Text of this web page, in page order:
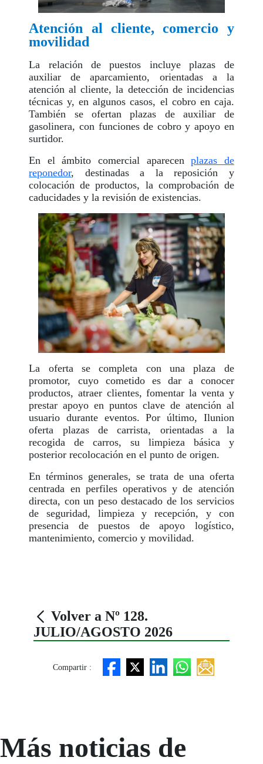
Atención al cliente, comercio y
movilidad
La relación de puestos incluye plazas de
auxiliar de aparcamiento, orientadas a la
atención al cliente, la detección de incidencias
técnicas y, en algunos casos, el cobro en caja.
También se ofertan plazas de auxiliar de
gasolinera, con funciones de cobro y apoyo en
surtidor.
En el ámbito comercial aparecenplazas de
reponedor, destinadas a la reposición y
colocación de productos, la comprobación de
caducidades y la revisión de existencias.
La oferta se completa con una plaza de
promotor, cuyo cometido es dar a conocer
productos, atraer clientes, fomentar la venta y
prestar apoyo en puntos clave de atención al
usuario durante eventos. Por último, Ilunion
oferta plazas de carrista, orientadas a la
recogida de carros, su limpieza básica y
posterior recolocación en el punto de origen.
En términos generales, se trata de una oferta
centrada en perfiles operativos y de atención
directa, con un peso destacado de los servicios
de seguridad, limpieza y recepción, y con
presencia de puestos de apoyo logístico,
mantenimiento, comercio y movilidad.
Volver a Nº 128.
JULIO/AGOSTO 2026
Compartir :
Más noticias de